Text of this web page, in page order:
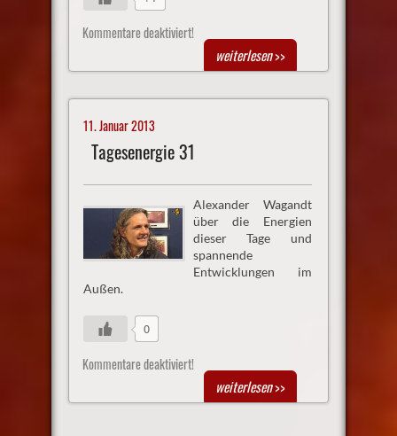
Kommentare deaktiviert!
weiterlesen>>
11. Januar 2013
Tagesenergie 31
Alexander Wagandt
über die Energien
dieser Tage und
spannende
Entwicklungen im
Außen.
0
Kommentare deaktiviert!
weiterlesen>>